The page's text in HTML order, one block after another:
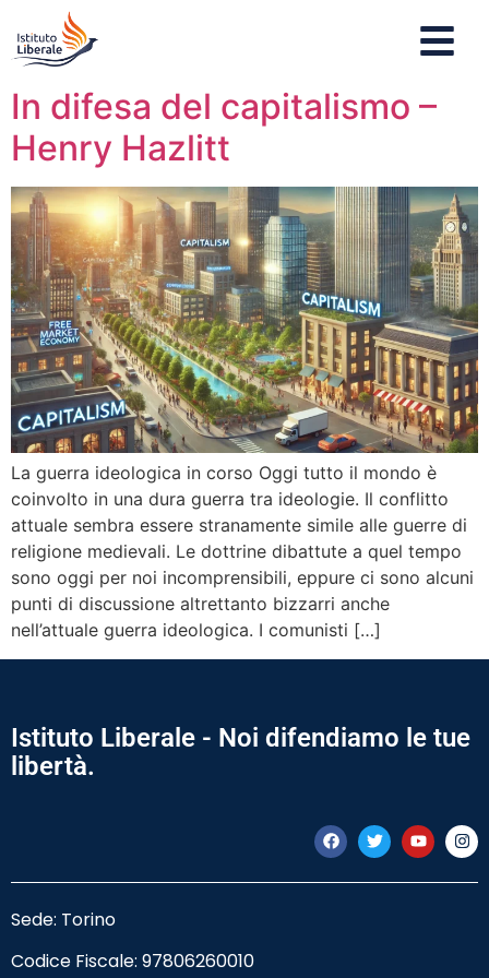
In difesa del capitalismo –
Henry Hazlitt
La guerra ideologica in corso Oggi tutto il mondo è
coinvolto in una dura guerra tra ideologie. Il conflitto
attuale sembra essere stranamente simile alle guerre di
religione medievali. Le dottrine dibattute a quel tempo
sono oggi per noi incomprensibili, eppure ci sono alcuni
punti di discussione altrettanto bizzarri anche
nell’attuale guerra ideologica. I comunisti […]
Istituto Liberale - Noi difendiamo le tue
libertà.
Sede: Torino
Codice Fiscale: 97806260010